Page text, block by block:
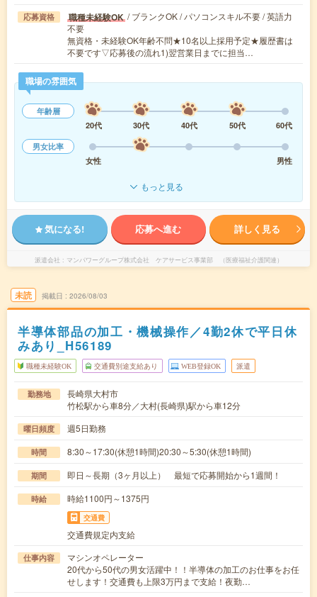
応募資格 職種未経験OK / ブランクOK / パソコンスキル不要 / 英語力
不要
無資格・未経験OK年齢不問★10名以上採用予定★履歴書は
不要です▽応募後の流れ1)翌営業日までに担当…
職場の雰囲気
年齢層
20代
30代 40代 50代
60代
男女比率
女性
男性
もっと見る
気になる! 応募へ進む 詳しく見る
派遣会社 マンパワーグループ株式会社 ケアサービス事業部 （医療福祉介護関連）
未読 掲載日 2026/08/03
半導体部品の加工・機械操作／4勤2休で平日休
みあり_H56189
職種未経験OK 交通費別途支給あり WEB登録OK 派遣
勤務地
長崎県大村市
竹松駅から車8分／大村(長崎県)駅から車12分
曜日頻度 週5日勤務
時間 8:30～17:30(休憩1時間)20:30～5:30(休憩1時間)
期間 即日～長期（3ヶ月以上） 最短で応募開始から1週間！
時給 時給1100円～1375円
交通費
交通費規定内支給
仕事内容
マシンオペレーター
20代から50代の男女活躍中！！半導体の加工のお仕事をお任
せします！交通費も上限3万円まで支給！夜勤…